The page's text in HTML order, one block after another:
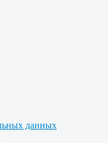
данных